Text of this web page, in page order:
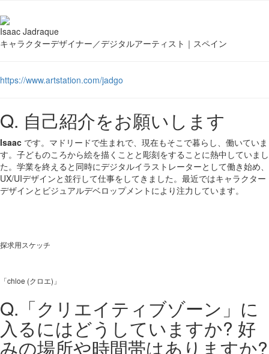
Isaac Jadraque
キャラクターデザイナー／デジタルアーティスト｜スペイン
https://www.artstation.com/jadgo
Q. 自己紹介をお願いします
Isaac です。マドリードで生まれで、現在もそこで暮らし、働いていま
す。子どものころから絵を描くことと彫刻をすることに熱中していまし
た。学業を終えると同時にデジタルイラストレーターとして働き始め、
UX/UIデザインと並行して仕事をしてきました。最近ではキャラクター
デザインとビジュアルデベロップメントにより注力しています。
探求用スケッチ
「chloe (クロエ)」
Q.「クリエイティブゾーン」に
入るにはどうしていますか? 好
みの場所や時間帯はありますか?